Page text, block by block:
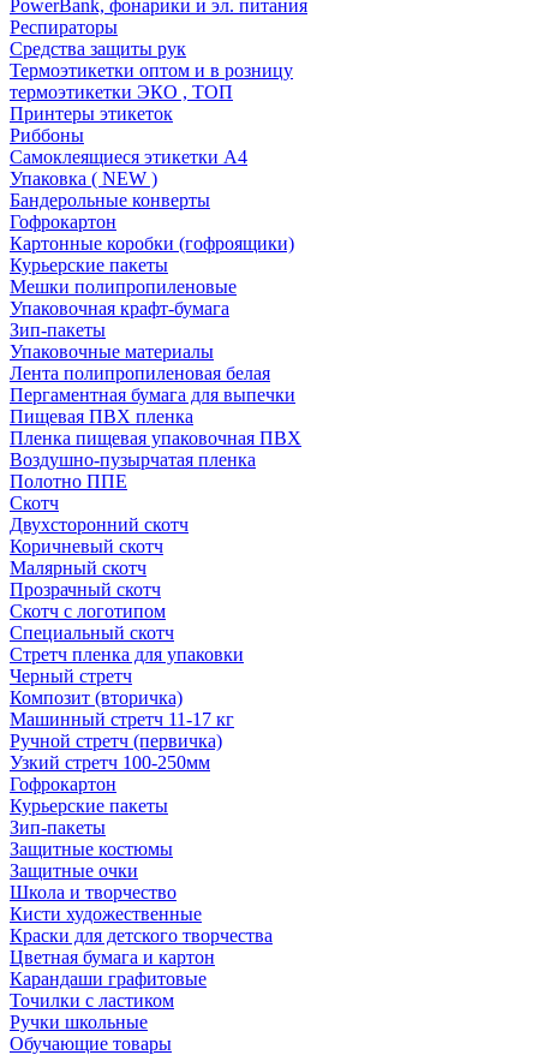
PowerBank, фонарики и эл. питания
Респираторы
Средства защиты рук
Термоэтикетки оптом и в розницу
термоэтикетки ЭКО , ТОП
Принтеры этикеток
Риббоны
Самоклеящиеся этикетки А4
Упаковка ( NEW )
Бандерольные конверты
Гофрокартон
Картонные коробки (гофроящики)
Курьерские пакеты
Мешки полипропиленовые
Упаковочная крафт-бумага
Зип-пакеты
Упаковочные материалы
Лента полипропиленовая белая
Пергаментная бумага для выпечки
Пищевая ПВХ пленка
Пленка пищевая упаковочная ПВХ
Воздушно-пузырчатая пленка
Полотно ППЕ
Скотч
Двухсторонний скотч
Коричневый скотч
Малярный скотч
Прозрачный скотч
Скотч с логотипом
Специальный скотч
Стретч пленка для упаковки
Черный стретч
Композит (вторичка)
Машинный стретч 11-17 кг
Ручной стретч (первичка)
Узкий стретч 100-250мм
Гофрокартон
Курьерские пакеты
Зип-пакеты
Защитные костюмы
Защитные очки
Школа и творчество
Кисти художественные
Краски для детского творчества
Цветная бумага и картон
Карандаши графитовые
Точилки с ластиком
Ручки школьные
Обучающие товары